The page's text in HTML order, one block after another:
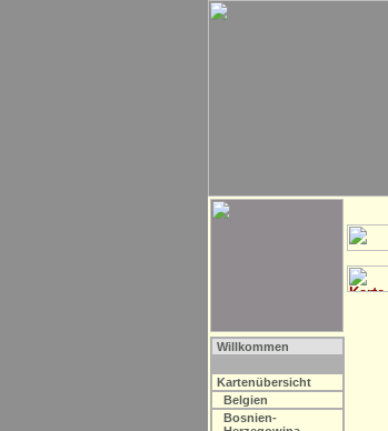
Willkommen
Kartenübersicht
Belgien
Bosnien-